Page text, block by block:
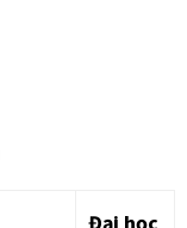
Đại học